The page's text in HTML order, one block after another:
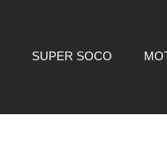
SUPER SOCO